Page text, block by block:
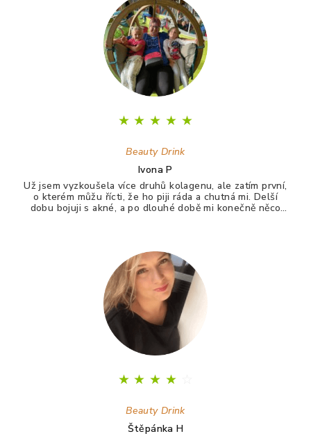
★ ★ ★ ★ ★
Beauty Drink
Ivona P
Už jsem vyzkoušela více druhů kolagenu, ale zatím první,
o kterém můžu řícti, že ho piji ráda a chutná mi. Delší
dobu bojuji s akné, a po dlouhé době mi konečně něco
★ ★ ★ ★
Beauty Drink
Štěpánka H